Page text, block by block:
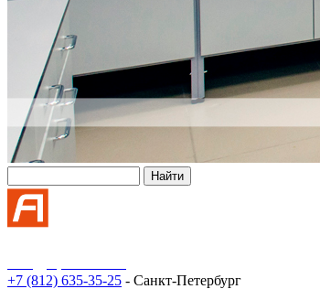
+7 (812) 635-35-25 - Санкт-Петербург